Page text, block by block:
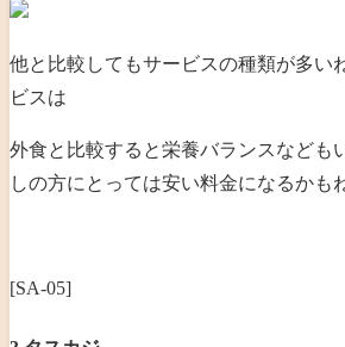
他と比較してもサービスの種類が多い
ビスは
外食と比較すると栄養バランスなども
しの方にとっては安い料金になるかも
[SA-05]